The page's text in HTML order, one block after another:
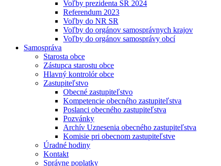
Voľby prezidenta SR 2024
Referendum 2023
Voľby do NR SR
Voľby do orgánov samosprávnych krajov
Voľby do orgánov samosprávy obcí
Samospráva
Starosta obce
Zástupca starostu obce
Hlavný kontrolór obce
Zastupiteľstvo
Obecné zastupiteľstvo
Kompetencie obecného zastupiteľstva
Poslanci obecného zastupiteľstva
Pozvánky
Archív Uznesenia obecného zastupiteľstva
Komisie pri obecnom zastupiteľstve
Úradné hodiny
Kontakt
Správne poplatky